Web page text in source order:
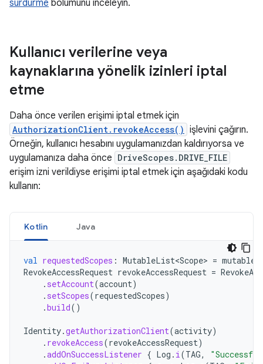
sürdürme bölümünü inceleyin.
Kullanıcı verilerine veya
kaynaklarına yönelik izinleri iptal
etme
Daha önce verilen erişimi iptal etmek için
AuthorizationClient.revokeAccess() işlevini çağırın.
Örneğin, kullanıcı hesabını uygulamanızdan kaldırıyorsa ve
uygulamanıza daha önce DriveScopes.DRIVE_FILE
erişim izni verildiyse erişimi iptal etmek için aşağıdaki kodu
kullanın:
Kotlin Java
val requestedScopes : MutableList<Scope> =
RevokeAccessRequest revokeAccessRequest =
. setAccount(account)
. setScopes(requestedScopes)
.build()
Identity.getAuthorizationClient(activity)
. revokeAccess(revokeAccessRequest)
.addOnSuccessListener { Log . i(TAG,